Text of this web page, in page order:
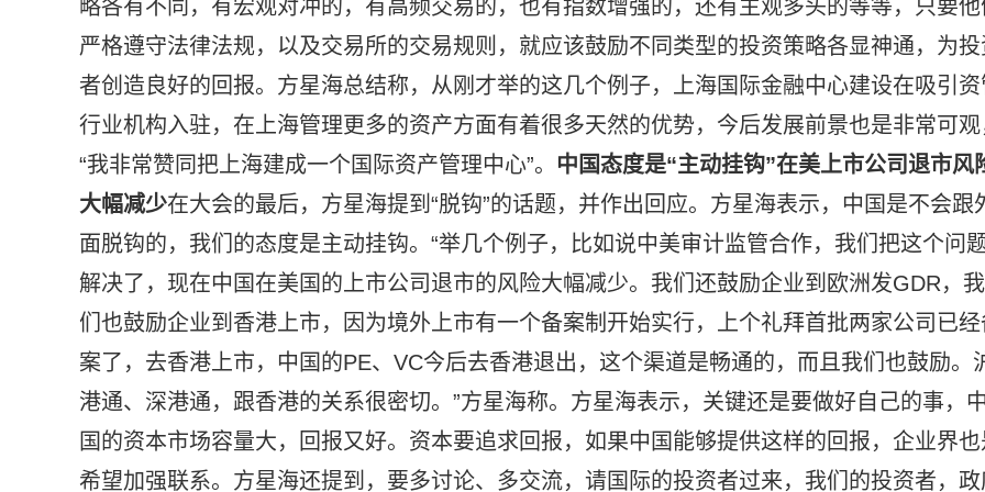
略各有不同，有宏观对冲的，有高频交易的，也有指数增强的，还有主观多头的等等，只要他
严格遵守法律法规，以及交易所的交易规则，就应该鼓励不同类型的投资策略各显神通，为投
者创造良好的回报。方星海总结称，从刚才举的这几个例子，上海国际金融中心建设在吸引资
行业机构入驻，在上海管理更多的资产方面有着很多天然的优势，今后发展前景也是非常可观
“我非常赞同把上海建成一个国际资产管理中心”。 中国态度是“主动挂钩”在美上市公司退市风
大幅减少在大会的最后，方星海提到“脱钩”的话题，并作出回应。方星海表示，中国是不会跟
面脱钩的，我们的态度是主动挂钩。“举几个例子，比如说中美审计监管合作，我们把这个问
解决了，现在中国在美国的上市公司退市的风险大幅减少。我们还鼓励企业到欧洲发GDR，我
们也鼓励企业到香港上市，因为境外上市有一个备案制开始实行，上个礼拜首批两家公司已经
案了，去香港上市，中国的PE、VC今后去香港退出，这个渠道是畅通的，而且我们也鼓励。
港通、深港通，跟香港的关系很密切。”方星海称。方星海表示，关键还是要做好自己的事，中
国的资本市场容量大，回报又好。资本要追求回报，如果中国能够提供这样的回报，企业界也
希望加强联系。方星海还提到，要多讨论、多交流，请国际的投资者过来，我们的投资者，政